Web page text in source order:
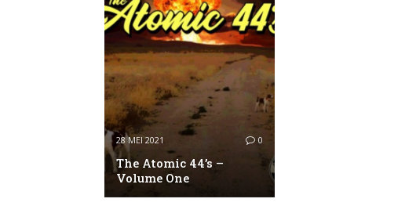
28 MEI 2021 0
The Atomic 44’s –
Volume One